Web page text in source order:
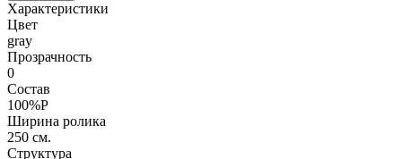
Характеристики
Цвет
gray
Прозрачность
0
Состав
100%P
Ширина ролика
250 см.
Структура